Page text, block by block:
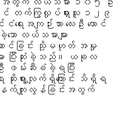
က် လယ်သမား ၁၀၅ ဦး
တက်ကြွလှုပ်ရှားသူ ၁၂၉
ျဉ်းသား လေးဦး ထောင်
ာ လယ်သမားများ
ာင်ခြင်း သို့မဟုတ် အမှု
ား ပြီးဆုံးခဲ့သည်။ ယခုလ
မ်းဆီးခံခဲ့ရပြီး
ဆိုးရွားလျက်ရှိကြောင်း သိရှိရ
ကျူးလွန်ခြင်းအတွက်